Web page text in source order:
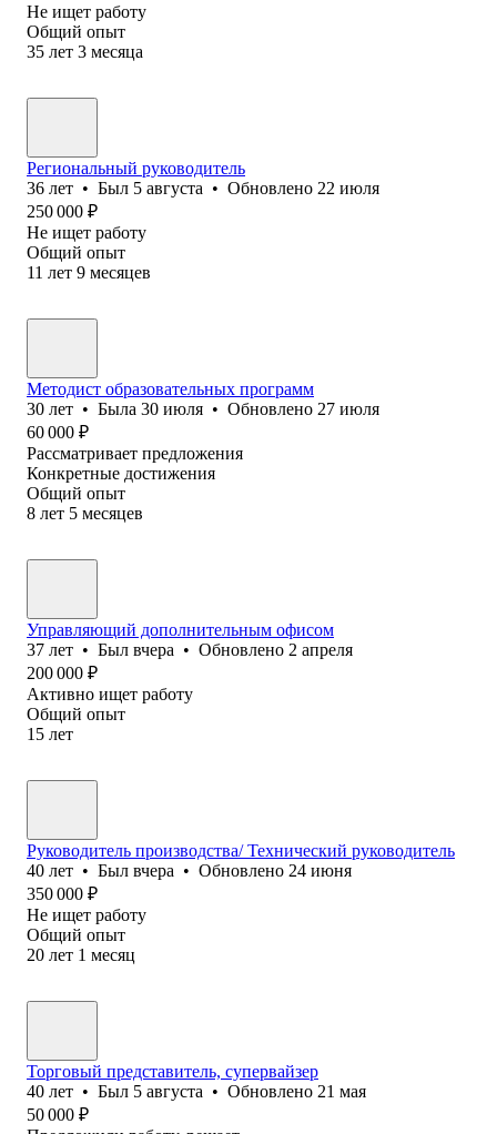
Не ищет работу
Общий опыт
35 лет 3 месяца
Региональный руководитель
36 лет • Был 5 августа • Обновлено 22 июля
250 000 ₽
Не ищет работу
Общий опыт
11 лет 9 месяцев
Методист образовательных программ
30 лет • Была 30 июля • Обновлено 27 июля
60 000 ₽
Рассматривает предложения
Конкретные достижения
Общий опыт
8 лет 5 месяцев
Управляющий дополнительным офисом
37 лет • Был вчера • Обновлено 2 апреля
200 000 ₽
Активно ищет работу
Общий опыт
15 лет
Руководитель производства/ Технический руководитель
40 лет • Был вчера • Обновлено 24 июня
350 000 ₽
Не ищет работу
Общий опыт
20 лет 1 месяц
Торговый представитель, супервайзер
40 лет • Был 5 августа • Обновлено 21 мая
50 000 ₽